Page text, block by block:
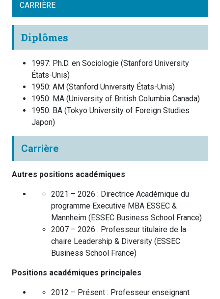
CARRIÈRE
Diplômes
1997: Ph.D. en Sociologie (Stanford University
États-Unis)
1950: AM (Stanford University États-Unis)
1950: MA (University of British Columbia Canada)
1950: BA (Tokyo University of Foreign Studies
Japon)
Carrière
Autres positions académiques
2021 – 2026 : Directrice Académique du
programme Executive MBA ESSEC &
Mannheim ( ESSEC Business School France)
2007 – 2026 : Professeur titulaire de la
chaire Leadership & Diversity ( ESSEC
Business School France)
Positions académiques principales
2012 – Présent : Professeur enseignant